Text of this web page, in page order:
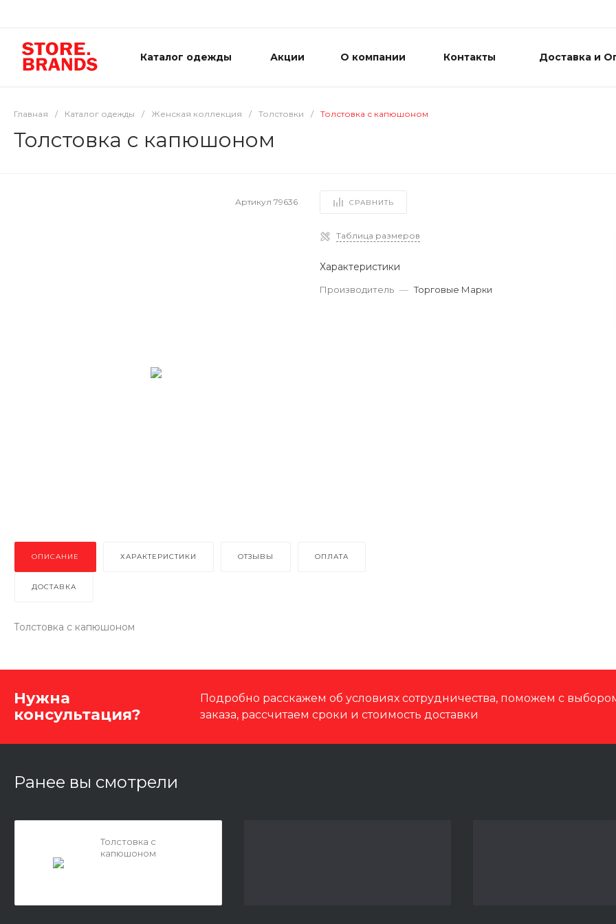
Каталог одежды Акции О компании Контакты Доставка и
Главная / Каталог одежды / Женская коллекция / Толстовки / Толстовка с капюшоном
Толстовка с капюшоном
Артикул79636 СРАВНИТЬ
Таблица размеров
Характеристики
Производитель — Торговые Марки
ОПИСАНИЕ ХАРАКТЕРИСТИКИ ОТЗЫВЫ ОПЛАТА
ДОСТАВКА
Толстовка с капюшоном
Нужна
консультация?
Подробно расскажем об условиях сотрудничества, поможем с
заказа, рассчитаем сроки и стоимость доставки
Ранее вы смотрели
Толстовка с
капюшоном